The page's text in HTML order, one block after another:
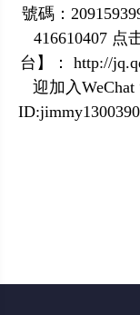
號碼：
416610407 点
台】： http://
迎加入